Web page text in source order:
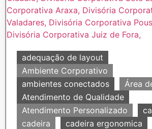
adequação de layout
Ambiente Corporativo
ambientes conectados
Área
Atendimento de Qualidade
Atendimento Personalizado
cadeira
cadeira ergonomica